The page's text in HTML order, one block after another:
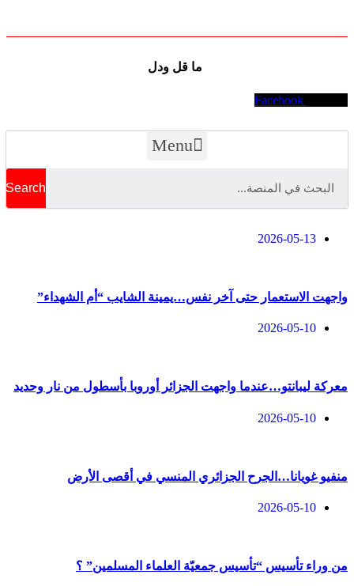
ما قل ودل
Facebook
Menu
Search
2026-05-13
واجهت الاستعمار حتى آخر نفس…يمينة الشايب “أم الشهداء”
2026-05-10
معركة ليبانتو…عندما واجهت الجزائر أوروبا بأسطول من نار وحديد
2026-05-10
منفيو غويانا…الجرح الجزائري المنسي في أقصى الأرض
2026-05-10
من وراء تأسيس “تأسيس جمعيّة العلماء المسلمين” ؟